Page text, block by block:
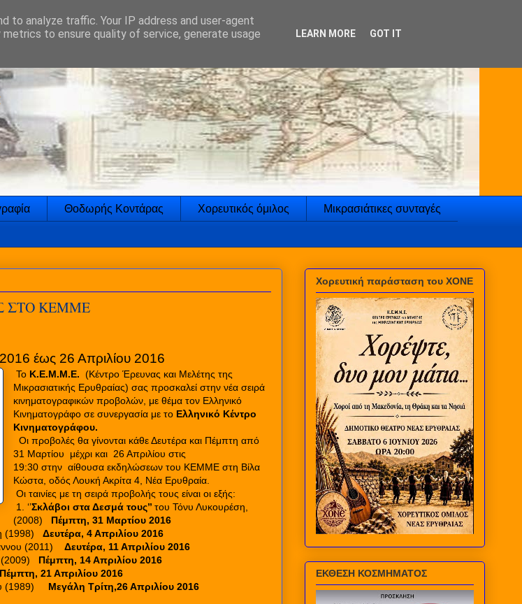
Θοδωρής Κοντάρας Χορευτικός όμιλος Μικρασιάτικες συνταγές
ΣΤΟ ΚΕΜΜΕ
έως 26 Απριλίου 2016
Το Κ.Ε.Μ.Μ.Ε. (Κέντρο Έρευνας και Μελέτης της
Μικρασιατικής Ερυθραίας) σας προσκαλεί στην νέα σειρά
κινηματογραφικών προβολών, με θέμα τον Ελληνικό
Κινηματογράφο σε συνεργασία με το Ελληνικό Κέντρο
Κινηματογράφου.
Οι προβολές θα γίνονται κάθε Δευτέρα και Πέμπτη από
31 Μαρτίου μέχρι και 26 Απριλίου στις
19:30 στην αίθουσα εκδηλώσεων του ΚΕΜΜΕ στη Βίλα
Κώστα, οδός Λουκή Ακρίτα 4, Νέα Ερυθραία.
Οι ταινίες με τη σειρά προβολής τους είναι οι εξής:
1. ‘’Σκλάβοι στα Δεσμά τους’’ του Τόνυ Λυκουρέση,
(2008) Πέμπτη, 31 Μαρτίου 2016
(1998) Δευτέρα, 4 Απριλίου 2016
(2011) Δευτέρα, 11 Απριλίου 2016
(2009) Πέμπτη, 14 Απριλίου 2016
Πέμπτη, 21 Απριλίου 2016
(1989) Μεγάλη Τρίτη,26 Απριλίου 2016
Χορευτική παράσταση του ΧΟΝΕ
ΕΚΘΕΣΗ ΚΟΣΜΗΜΑΤΟΣ
to analyze traffic. Your IP address and user-agent
to ensure quality of service, generate usage
LEARN MORE GOT IT